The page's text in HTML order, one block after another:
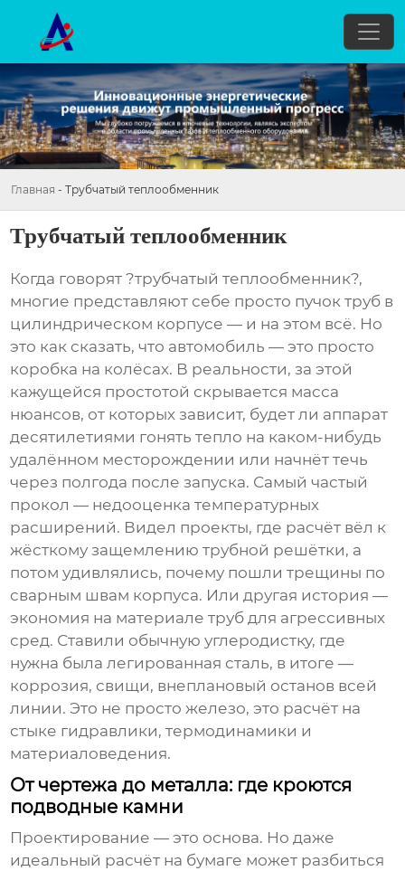
Главная - Трубчатый теплообменник
Трубчатый теплообменник
Когда говорят ?трубчатый теплообменник?,
многие представляют себе просто пучок труб в
цилиндрическом корпусе — и на этом всё. Но
это как сказать, что автомобиль — это просто
коробка на колёсах. В реальности, за этой
кажущейся простотой скрывается масса
нюансов, от которых зависит, будет ли аппарат
десятилетиями гонять тепло на каком-нибудь
удалённом месторождении или начнёт течь
через полгода после запуска. Самый частый
прокол — недооценка температурных
расширений. Видел проекты, где расчёт вёл к
жёсткому защемлению трубной решётки, а
потом удивлялись, почему пошли трещины по
сварным швам корпуса. Или другая история —
экономия на материале труб для агрессивных
сред. Ставили обычную углеродистку, где
нужна была легированная сталь, в итоге —
коррозия, свищи, внеплановый останов всей
линии. Это не просто железо, это расчёт на
стыке гидравлики, термодинамики и
материаловедения.
От чертежа до металла: где кроются
подводные камни
Проектирование — это основа. Но даже
идеальный расчёт на бумаге может разбиться